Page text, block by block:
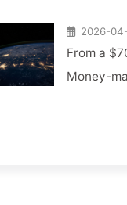
2026-
From a
Money-